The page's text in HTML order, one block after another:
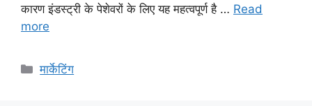
कारण इंडस्ट्री के पेशेवरों के लिए यह महत्वपूर्ण है … Read
more
Categories
मार्केटिंग